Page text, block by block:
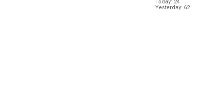
Today: 24
Yesterday: 62